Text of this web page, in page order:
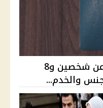
إسقاط الجنسية المصرية عن شخصين و8
والخدم...